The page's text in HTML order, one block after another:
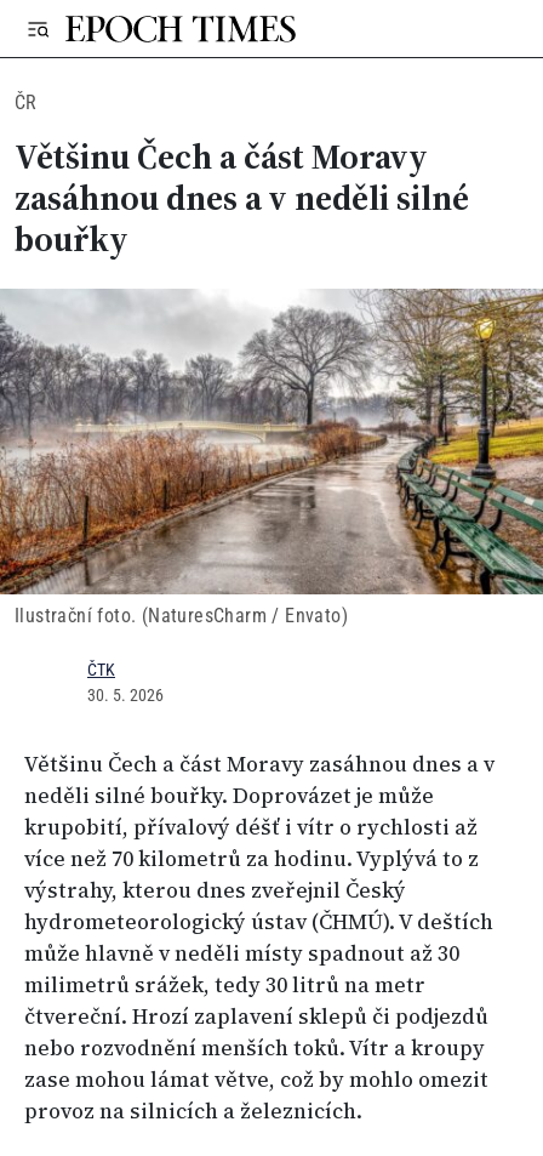
ČR
Většinu Čech a část Moravy
zasáhnou dnes a v neděli silné
bouřky
Ilustrační foto. (NaturesCharm / Envato)
ČTK
30. 5. 2026
Většinu Čech a část Moravy zasáhnou dnes a v
neděli silné bouřky. Doprovázet je může
krupobití, přívalový déšť i vítr o rychlosti až
více než 70 kilometrů za hodinu. Vyplývá to z
výstrahy, kterou dnes zveřejnil Český
hydrometeorologický ústav (ČHMÚ). V deštích
může hlavně v neděli místy spadnout až 30
milimetrů srážek, tedy 30 litrů na metr
čtvereční. Hrozí zaplavení sklepů či podjezdů
nebo rozvodnění menších toků. Vítr a kroupy
zase mohou lámat větve, což by mohlo omezit
provoz na silnicích a železnicích.